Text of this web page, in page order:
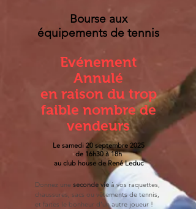
Bourse aux
équipements de tennis​
Evénement
Annulé
en raison du trop
faible nombre de
vendeurs
Le samedi 20 septembre 2025
de 16h30 à 18h
au club house de René Leduc
Donnez une seconde vie à vos raquettes,
chaussures, sacs ou vêtements de tennis,
et faites le bonheur d’un autre joueur !